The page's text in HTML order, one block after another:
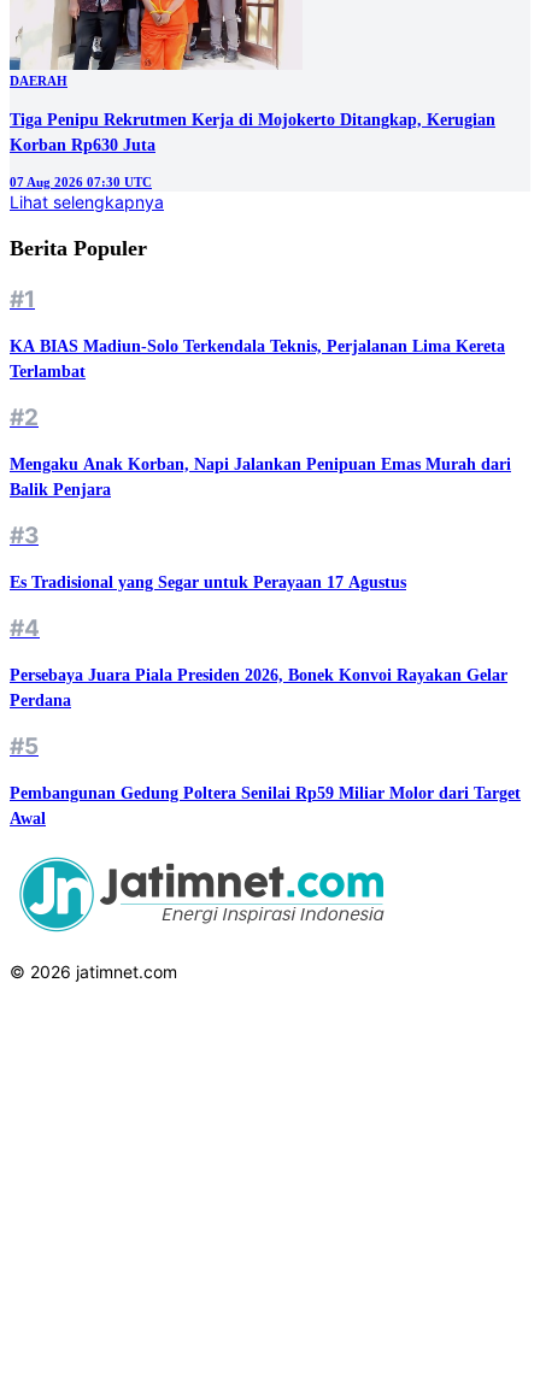
DAERAH
Tiga Penipu Rekrutmen Kerja di Mojokerto Ditangkap, Kerugian
Korban Rp630 Juta
07 Aug 2026 07:30 UTC
Lihat selengkapnya
Berita Populer
#1
KA BIAS Madiun-Solo Terkendala Teknis, Perjalanan Lima Kereta
Terlambat
#2
Mengaku Anak Korban, Napi Jalankan Penipuan Emas Murah dari
Balik Penjara
#3
Es Tradisional yang Segar untuk Perayaan 17 Agustus
#4
Persebaya Juara Piala Presiden 2026, Bonek Konvoi Rayakan Gelar
Perdana
#5
Pembangunan Gedung Poltera Senilai Rp59 Miliar Molor dari Target
Awal
© 2026 jatimnet.com